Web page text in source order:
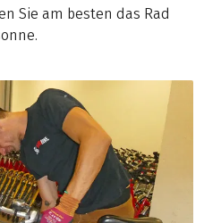
Sie am besten das Rad